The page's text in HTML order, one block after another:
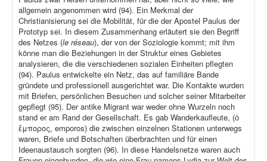
allgemein angenommen wird (94). Ein Merkmal der
Christianisierung sei die Mobilität, für die der Apostel Paulus der
Prototyp sei. In diesem Zusammenhang erläutert sie den Begriff
des Netzes (le réseau), der von der Soziologie kommt; mit ihm
könne man die Beziehungen in der Struktur eines Gebietes
analysieren, die die verschiedenen sozialen Einheiten pflegten
(94). Paulus entwickelte ein Netz, das auf familiäre Bande
gründete und professionell ausgerichtet war. Die Kontakte wurden
mit Briefen, persönlichen Besuchen und solcher seiner Mitarbeiter
gepflegt (95). Der antike Migrant war weder ohne Wurzeln noch
stand er am Rand der Gesellschaft. Es gab Wanderkaufleute, (ὁ
ἔμπορος, emporos) die zwischen einzelnen Stationen unterwegs
waren, Briefe und Botschaften überbrachten und für einen
Ideenaustausch sorgten (96). In diese Handelsnetze waren auch